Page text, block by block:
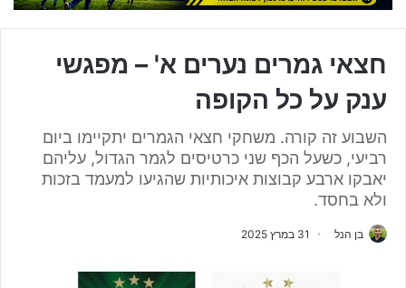
חצאי גמרים נערים א' – מפגשי
ענק על כל הקופה
השבוע זה קורה. משחקי חצאי הגמרים יתקיימו ביום
רביעי, כשעל הכף שני כרטיסים לגמר הגדול, עליהם
יאבקו ארבע קבוצות איכותיות שהגיעו למעמד בזכות
ולא בחסד.
בן הנל 31 במרץ 2025